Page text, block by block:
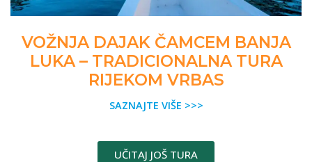
VOŽNJA DAJAK ČAMCEM BANJA
LUKA – TRADICIONALNA TURA
RIJEKOM VRBAS
SAZNAJTE VIŠE >>>
UČITAJ JOŠ TURA